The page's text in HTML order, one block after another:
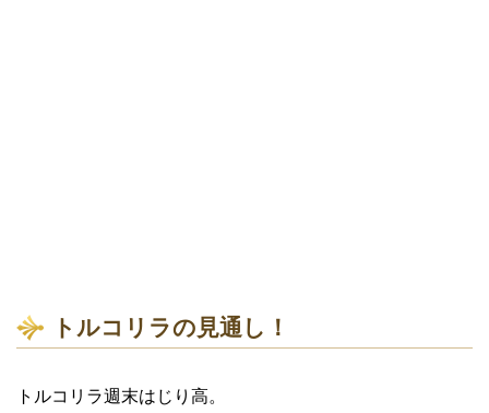
トルコリラの見通し！
トルコリラ週末はじり高。